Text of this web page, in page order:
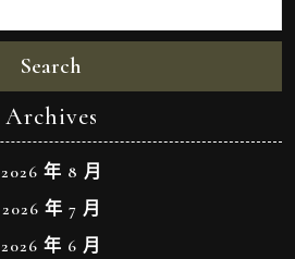
Search
Archives
2026 年 8 月
2026 年 7 月
2026 年 6 月